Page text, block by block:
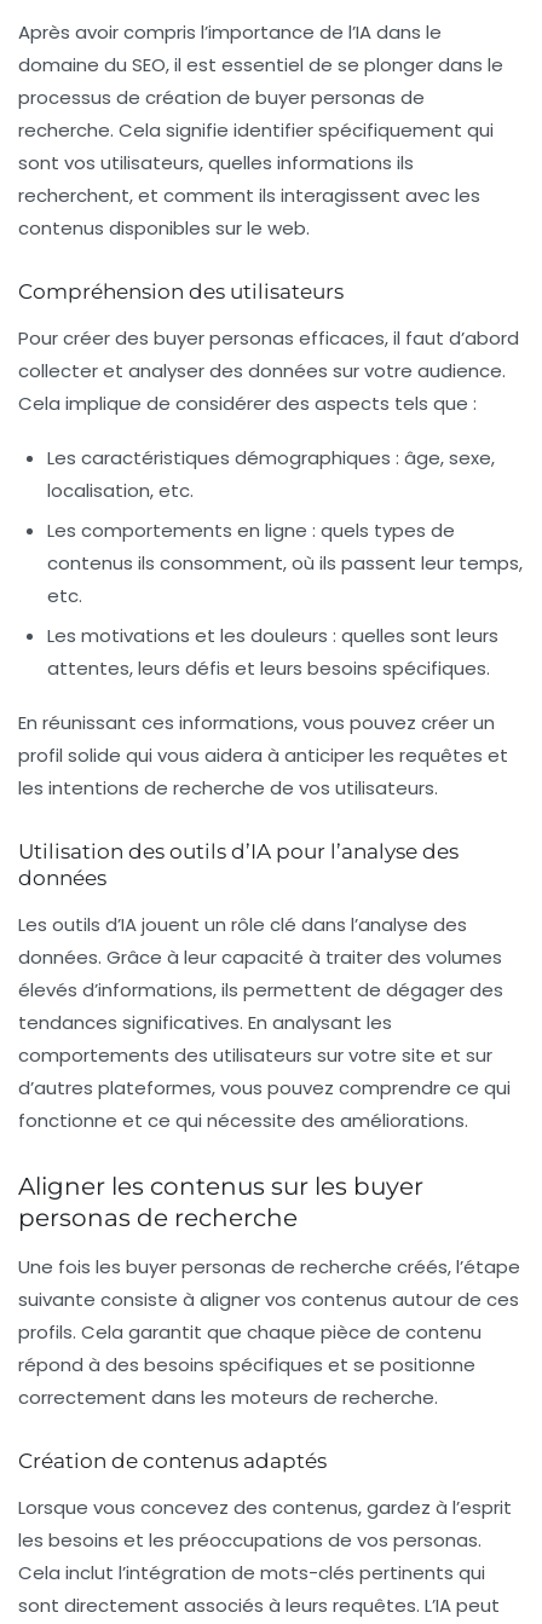
Après avoir compris l’importance de l’IA dans le
domaine du SEO, il est essentiel de se plonger dans le
processus de création de buyer personas de
recherche. Cela signifie identifier spécifiquement qui
sont vos utilisateurs, quelles informations ils
recherchent, et comment ils interagissent avec les
contenus disponibles sur le web.
Compréhension des utilisateurs
Pour créer des buyer personas efficaces, il faut d’abord
collecter et analyser des données sur votre audience.
Cela implique de considérer des aspects tels que :
Les caractéristiques démographiques : âge, sexe,
localisation, etc.
Les comportements en ligne : quels types de
contenus ils consomment, où ils passent leur temps,
etc.
Les motivations et les douleurs : quelles sont leurs
attentes, leurs défis et leurs besoins spécifiques.
En réunissant ces informations, vous pouvez créer un
profil solide qui vous aidera à anticiper les requêtes et
les intentions de recherche de vos utilisateurs.
Utilisation des outils d’IA pour l’analyse des
données
Les outils d’IA jouent un rôle clé dans l’analyse des
données. Grâce à leur capacité à traiter des volumes
élevés d’informations, ils permettent de dégager des
tendances significatives. En analysant les
comportements des utilisateurs sur votre site et sur
d’autres plateformes, vous pouvez comprendre ce qui
fonctionne et ce qui nécessite des améliorations.
Aligner les contenus sur les buyer
personas de recherche
Une fois les buyer personas de recherche créés, l’étape
suivante consiste à aligner vos contenus autour de ces
profils. Cela garantit que chaque pièce de contenu
répond à des besoins spécifiques et se positionne
correctement dans les moteurs de recherche.
Création de contenus adaptés
Lorsque vous concevez des contenus, gardez à l’esprit
les besoins et les préoccupations de vos personas.
Cela inclut l’intégration de mots-clés pertinents qui
sont directement associés à leurs requêtes. L’IA peut